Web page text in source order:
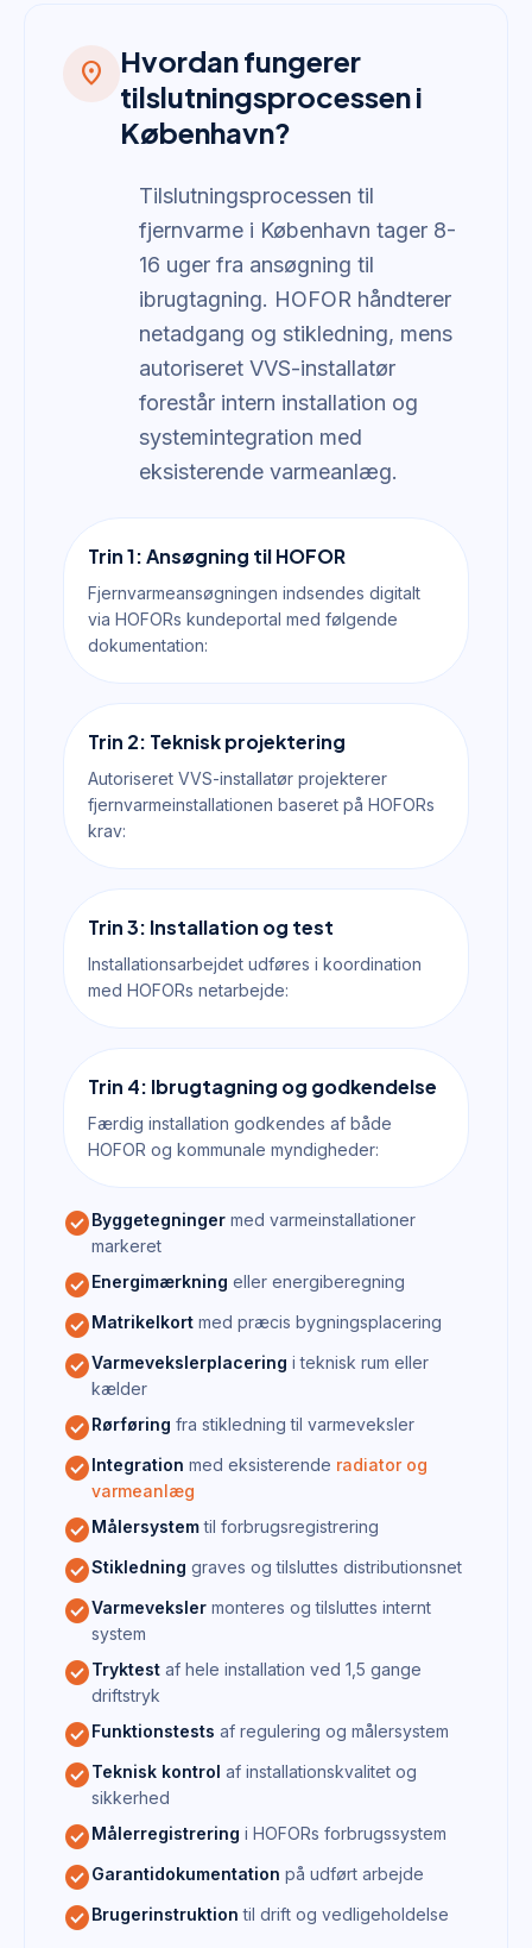
location_on
Hvordan fungerer
tilslutningsprocessen i
København?
Tilslutningsprocessen til
fjernvarme i København tager 8-
16 uger fra ansøgning til
ibrugtagning. HOFOR håndterer
netadgang og stikledning, mens
autoriseret VVS-installatør
forestår intern installation og
systemintegration med
eksisterende varmeanlæg.
Trin 1: Ansøgning til HOFOR
Fjernvarmeansøgningen indsendes digitalt
via HOFORs kundeportal med følgende
dokumentation:
Trin 2: Teknisk projektering
Autoriseret VVS-installatør projekterer
fjernvarmeinstallationen baseret på HOFORs
krav:
Trin 3: Installation og test
Installationsarbejdet udføres i koordination
med HOFORs netarbejde:
Trin 4: Ibrugtagning og godkendelse
Færdig installation godkendes af både
HOFOR og kommunale myndigheder:
check_circleByggetegninger med varmeinstallationer
markeret
check_circleEnergimærkning eller energiberegning
check_circleMatrikelkort med præcis bygningsplacering
check_circleVarmevekslerplacering i teknisk rum eller
kælder
check_circleRørføring fra stikledning til varmeveksler
check_circleIntegration med eksisterende radiator og
varmeanlæg
check_circleMålersystemtil forbrugsregistrering
check_circleStikledning graves og tilsluttes distributionsnet
check_circleVarmeveksler monteres og tilsluttes internt
system
check_circleTryktest af hele installation ved 1,5 gange
driftstryk
check_circleFunktionstests af regulering og målersystem
check_circleTeknisk kontrol af installationskvalitet og
sikkerhed
check_circleMålerregistrering i HOFORs forbrugssystem
check_circleGarantidokumentation på udført arbejde
check_circleBrugerinstruktion til drift og vedligeholdelse